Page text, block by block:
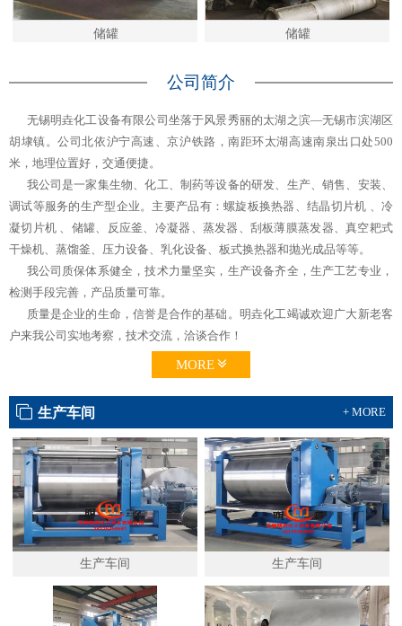
储罐 储罐
公司简介
无锡明垚化工设备有限公司坐落于风景秀丽的太湖之滨—无锡市滨湖区
胡埭镇。公司北依沪宁高速、京沪铁路，南距环太湖高速南泉出口处500
米，地理位置好，交通便捷。
我公司是一家集生物、化工、制药等设备的研发、生产、销售、安装、
调试等服务的生产型企业。主要产品有：螺旋板换热器、结晶切片机 、冷
凝切片机 、储罐、反应釜、冷凝器、蒸发器、刮板薄膜蒸发器、真空耙式
干燥机、蒸馏釜、压力设备、乳化设备、板式换热器和抛光成品等等。
我公司质保体系健全，技术力量坚实，生产设备齐全，生产工艺专业，
检测手段完善，产品质量可靠。
质量是企业的生命，信誉是合作的基础。明垚化工竭诚欢迎广大新老客
户来我公司实地考察，技术交流，洽谈合作！
MORE
生产车间 + MORE
生产车间 生产车间